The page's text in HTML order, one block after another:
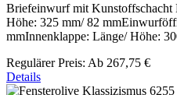
Briefeinwurf mit Kunstoffschacht
Höhe: 325 mm/ 82
mmInnenklappe: Länge/ Höhe:
Regulärer Preis: Ab 267,75 €
Details